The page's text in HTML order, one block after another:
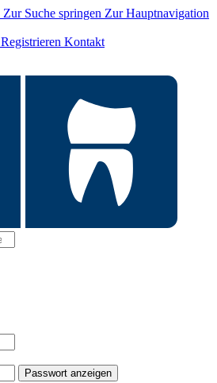
Zur Suche springen Zur Hauptnavigation
Registrieren Kontakt
Passwort anzeigen